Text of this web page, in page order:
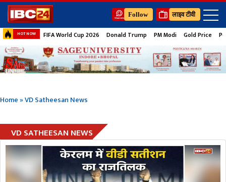
Follow लाइव टीवी
HOT NOW FIFA World Cup 2026 Donald Trump PM Modi Gold Price
Home»VD Satheesan News
VD SATHEESAN NEWS